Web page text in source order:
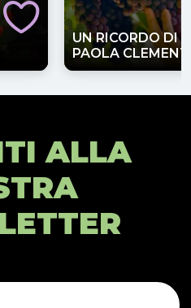
UN RICORDO DI
PAOLA
ALLA